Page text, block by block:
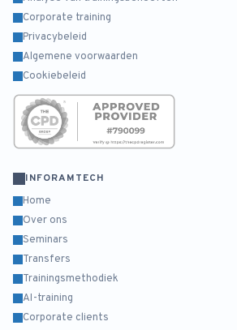
Corporate training
Privacybeleid
Algemene voorwaarden
Cookiebeleid
INFORAMTECH
Home
Over ons
Seminars
Transfers
Trainingsmethodiek
AI-training
Corporate clients